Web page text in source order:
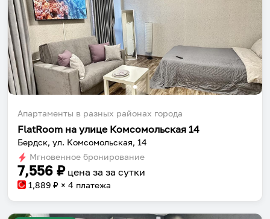
Апартаменты в разных районах города
FlatRoom на улице Комсомольская 14
Бердск, ул. Комсомольская, 14
Мгновенное бронирование
7,556 ₽ цена за за сутки
1,889 ₽ × 4 платежа